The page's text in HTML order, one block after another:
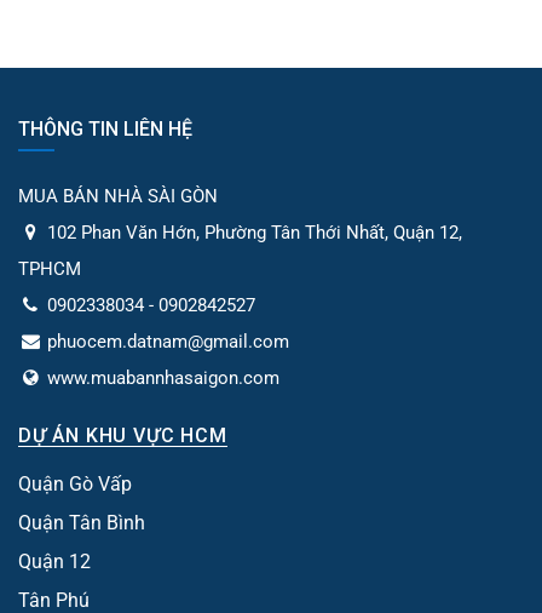
THÔNG TIN LIÊN HỆ
MUA BÁN NHÀ SÀI GÒN
102 Phan Văn Hớn, Phường Tân Thới Nhất, Quận 12,
TPHCM
0902338034 - 0902842527
phuocem.datnam@gmail.com
www.muabannhasaigon.com
DỰ ÁN KHU VỰC HCM
Quận Gò Vấp
Quận Tân Bình
Quận 12
Tân Phú